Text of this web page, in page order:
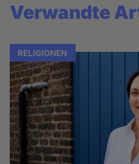
Verwandte
RELIGIONEN